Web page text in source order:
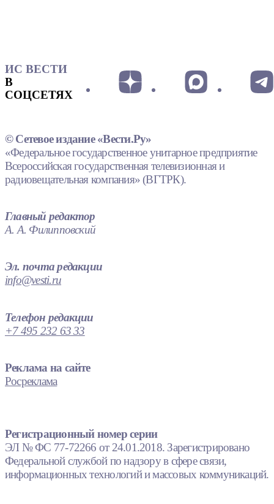
ИС ВЕСТИ
В
СОЦСЕТЯХ
© Сетевое издание «Вести.Ру»
«Федеральное государственное унитарное предприятие
Всероссийская государственная телевизионная и
радиовещательная компания» (ВГТРК).
Главный редактор
А. А. Филипповский
Эл. почта редакции
info@vesti.ru
Телефон редакции
+7 495 232 63 33
Реклама на сайте
Росреклама
Регистрационный номер серии
ЭЛ № ФС 77-72266 от 24.01.2018. Зарегистрировано
Федеральной службой по надзору в сфере связи,
информационных технологий и массовых коммуникаций.